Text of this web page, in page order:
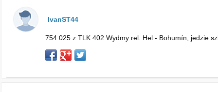
IvanST44
754 025 z TLK 402 Wydmy rel. Hel - Bohumín, jedzie